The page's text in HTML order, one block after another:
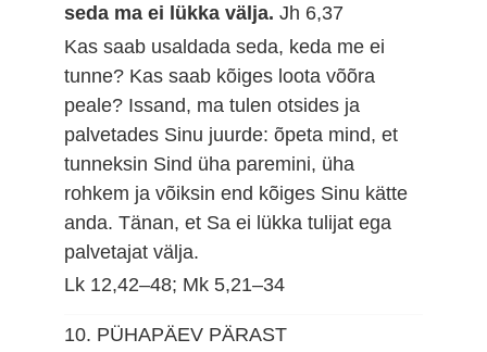
seda ma ei lükka välja.Jh 6,37
Kas saab usaldada seda, keda me ei
tunne? Kas saab kõiges loota võõra
peale? Issand, ma tulen otsides ja
palvetades Sinu juurde: õpeta mind, et
tunneksin Sind üha paremini, üha
rohkem ja võiksin end kõiges Sinu kätte
anda. Tänan, et Sa ei lükka tulijat ega
palvetajat välja.
Lk 12,42–48; Mk 5,21–34
10. PÜHAPÄEV PÄRAST